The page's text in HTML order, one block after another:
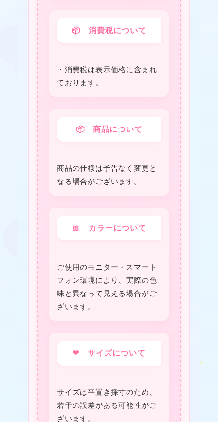
📦 消費税について
・消費税は表⽰価格に含まれ
ております。
📦 商品について
商品の仕様は予告なく変更と
なる場合がございます。
🎀 カラーについて
ご使用のモニター・スマート
フォン環境により、実際の色
味と異なって見える場合がご
ざいます。
❤ サイズについて
サイズは平置き採寸のため、
若干の誤差がある可能性がご
ざいます。
❤
★
★